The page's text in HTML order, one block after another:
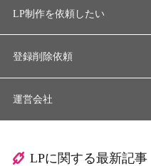
LP制作を依頼したい
登録削除依頼
運営会社
LPに関する最新記事